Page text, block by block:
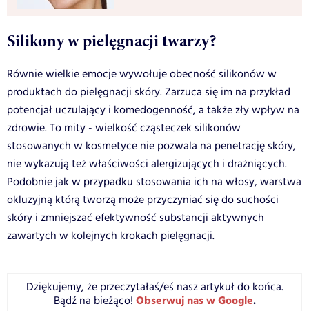
Silikony w pielęgnacji twarzy?
Równie wielkie emocje wywołuje obecność silikonów w
produktach do pielęgnacji skóry. Zarzuca się im na przykład
potencjał uczulający i komedogenność, a także zły wpływ na
zdrowie. To mity - wielkość cząsteczek silikonów
stosowanych w kosmetyce nie pozwala na penetrację skóry,
nie wykazują też właściwości alergizujących i drażniących.
Podobnie jak w przypadku stosowania ich na włosy, warstwa
okluzyjną którą tworzą może przyczyniać się do suchości
skóry i zmniejszać efektywność substancji aktywnych
zawartych w kolejnych krokach pielęgnacji.
Dziękujemy, że przeczytałaś/eś nasz artykuł do końca.
Bądź na bieżąco! Obserwuj nas w Google.